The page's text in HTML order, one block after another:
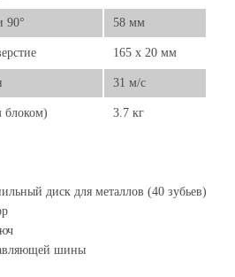
90° 58 мм
165 x 20 мм
31 м/с
блоком) 3.7 кг
диск для металлов (40 зубьев)
шины